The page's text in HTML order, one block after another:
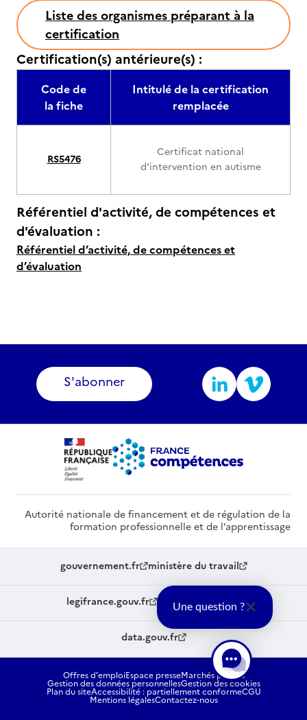
Liste des organismes préparant à la
certification
Certification(s) antérieure(s) :
Code de
la fiche
Intitulé de la certification
remplacée
RS5476
Certificat national
d'intervention en autisme
Référentiel d'activité, de compétences et
d'évaluation :
Référentiel d’activité, de compétences et
d’évaluation
S'abonner
Autorité nationale de financement et de régulation de la
formation professionnelle et de l’apprentissage
gouvernement.fr ministère du travail
legifrance.gouv.fr service-public.fr
data.gouv.fr
Offres d'emploiEspace presseMarchés publics
Gestion des données personnellesGestion des cookies
Plan du siteAccessibilité : partiellement conformeCGU
Mentions légalesContactez-nous
Une question ?